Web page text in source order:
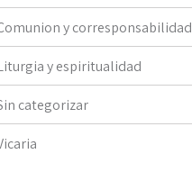
y corresponsabilidad
y espiritualidad
categorizar